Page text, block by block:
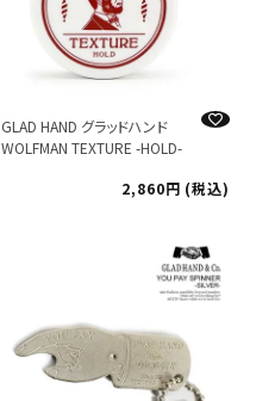
GLAD HAND グラッドハンド
WOLFMAN TEXTURE -HOLD-
2,860
税込